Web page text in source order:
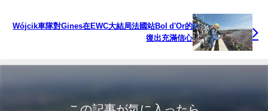
Wójcik車隊對Gines在EWC大結局法國站Bol d'Or的
復出充滿信心